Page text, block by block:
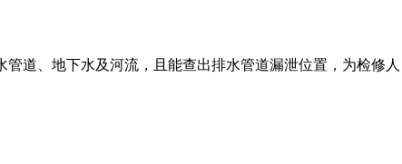
道、地下水及河流，且能查出排水管道漏泄位置，为检修人